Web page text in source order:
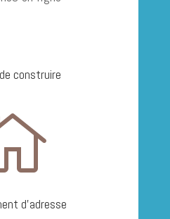
construire
d'adresse